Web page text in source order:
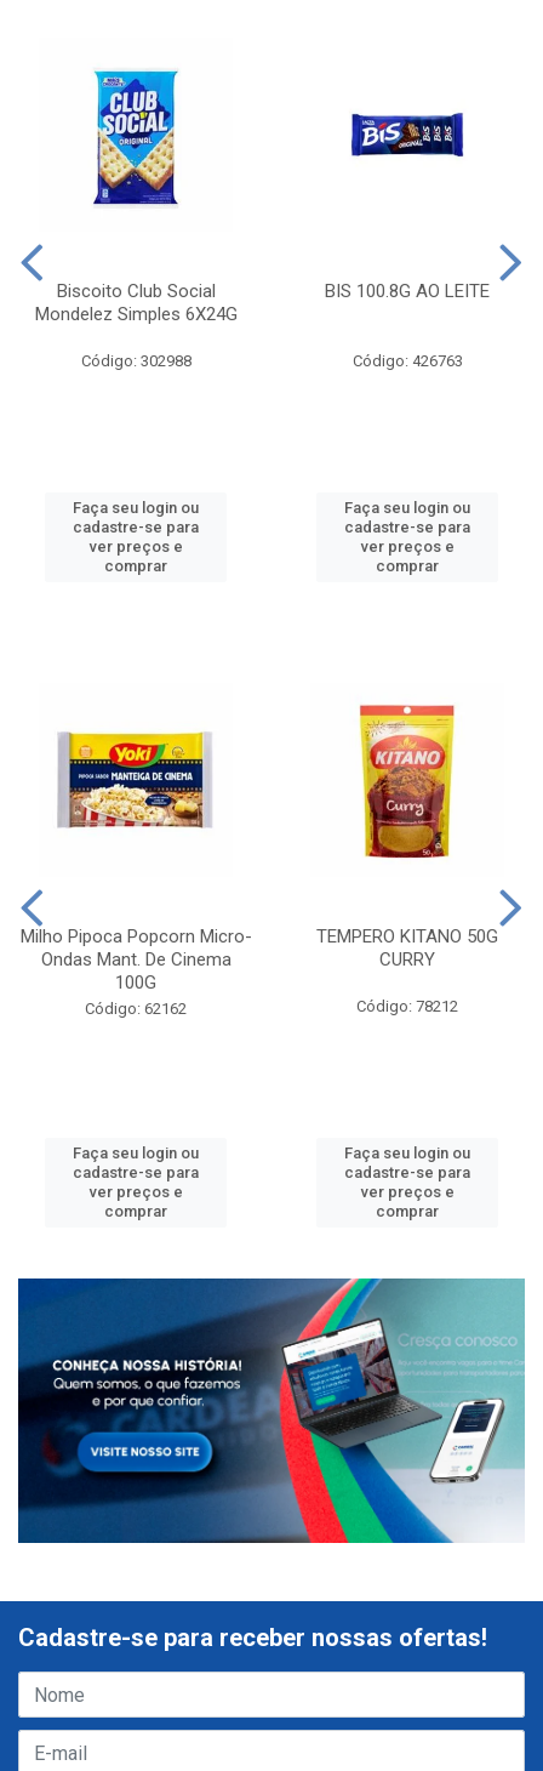
Biscoito Club Social
Mondelez Simples 6X24G
Código: 302988
Faça seu login ou
cadastre-se para
ver preços e
comprar
BIS 100.8G AO LEITE
Código: 426763
Faça seu login ou
cadastre-se para
ver preços e
comprar
Milho Pipoca Popcorn Micro-
Ondas Mant. De Cinema
100G
Código: 62162
Faça seu login ou
cadastre-se para
ver preços e
comprar
TEMPERO KITANO 50G
CURRY
Código: 78212
Faça seu login ou
cadastre-se para
ver preços e
comprar
Cadastre-se para receber nossas ofertas!